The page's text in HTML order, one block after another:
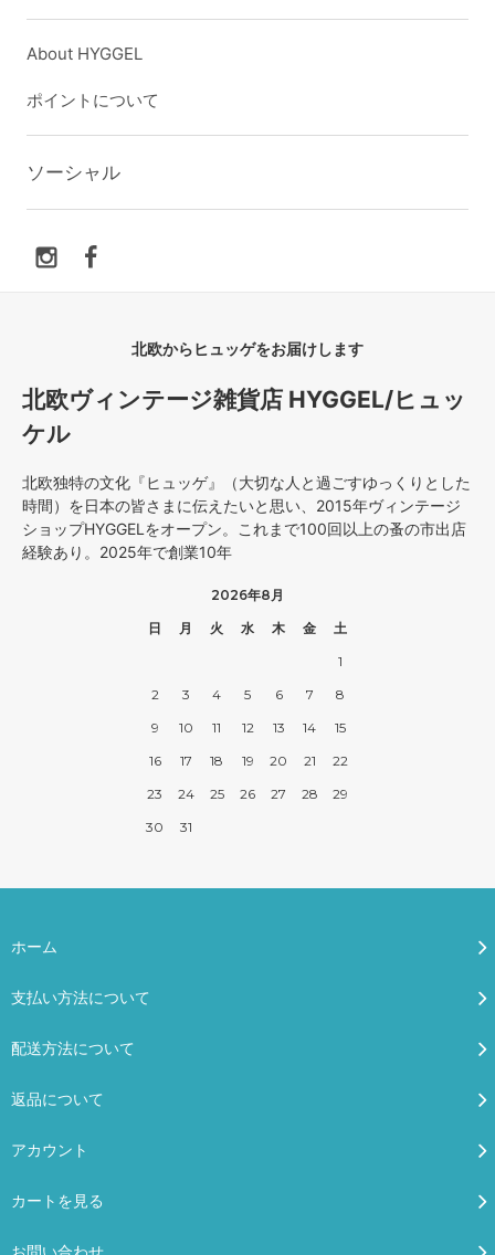
About HYGGEL
ポイントについて
ソーシャル
北欧からヒュッゲをお届けします
北欧ヴィンテージ雑貨店 HYGGEL/ヒュッ
ケル
北欧独特の文化『ヒュッゲ』（大切な人と過ごすゆっくりとした
時間）を日本の皆さまに伝えたいと思い、2015年ヴィンテージ
ショップHYGGELをオープン。これまで100回以上の蚤の市出店
経験あり。2025年で創業10年
2026年8月
日
月 火 水 木 金
土
1
2
3 4 5 6 7
8
9
10 11 12 13 14
15
16
17 18 19 20 21
22
23
24 25 26 27 28
29
30
31
ホーム
支払い方法について
配送方法について
返品について
アカウント
カートを見る
お問い合わせ